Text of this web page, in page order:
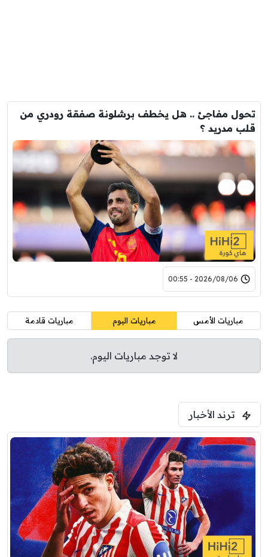
تحول مفاجئ .. هل يخطف برشلونة صفقة رودري من
قلب مدريد ؟
2026/08/06 - 00:55
مباريات الأمس مباريات اليوم مباريات قادمة
لا توجد مباريات اليوم.
ترند الأخبار